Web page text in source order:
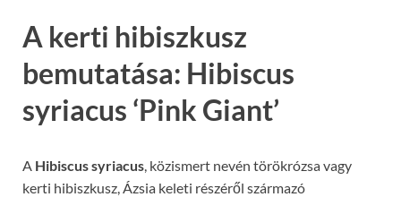
A kerti hibiszkusz
bemutatása: Hibiscus
syriacus ‘Pink Giant’
A Hibiscus syriacus , közismert nevén törökrózsa vagy
kerti hibiszkusz, Ázsia keleti részéről származó